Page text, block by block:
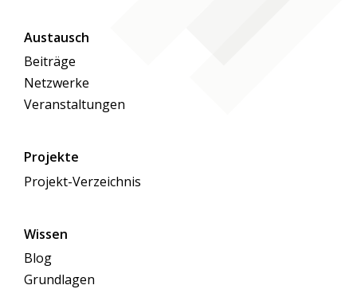
Austausch
Beiträge
Netzwerke
Veranstaltungen
Projekte
Projekt-Verzeichnis
Wissen
Blog
Grundlagen